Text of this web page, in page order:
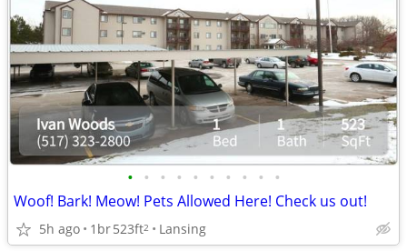
• • • • • • • • • •
Woof! Bark! Meow! Pets Allowed Here! Check us out!
5h ago 1br523ft2 Lansing